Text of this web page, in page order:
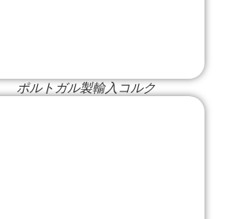
ポルトガル製輸入コルク